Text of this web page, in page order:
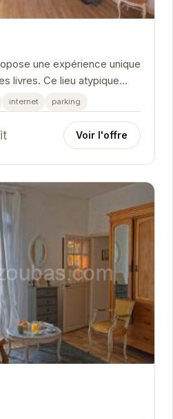
une expérience unique
livres. Ce lieu atypique
et convivial,...
internet parking
Voir l'offre